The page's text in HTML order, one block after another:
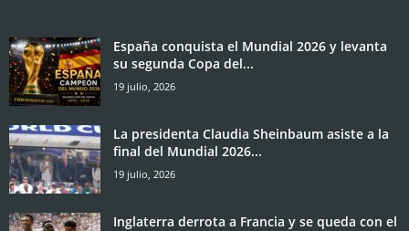
España conquista el Mundial 2026 y levanta
su segunda Copa del...
19 julio, 2026
La presidenta Claudia Sheinbaum asiste a la
final del Mundial 2026...
19 julio, 2026
Inglaterra derrota a Francia y se queda con el